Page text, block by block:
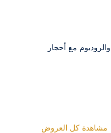
مع أحجار
مشاهدة كل العروض